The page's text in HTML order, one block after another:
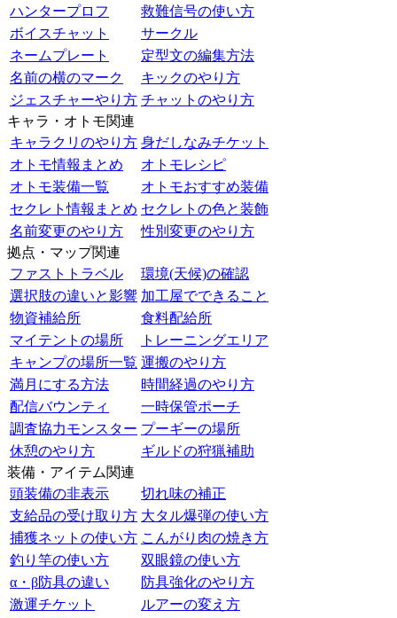
ハンタープロフ
救難信号の使い方
ボイスチャット
サークル
ネームプレート
定型文の編集方法
名前の横のマーク
キックのやり方
ジェスチャーやり方 チャットのやり方
キャラ・オトモ関連
キャラクリのやり方 身だしなみチケット
オトモ情報まとめ
オトモレシピ
オトモ装備一覧
オトモおすすめ装備
セクレト情報まとめ セクレトの色と装飾
名前変更のやり方
性別変更のやり方
拠点・マップ関連
ファストトラベル
環境(天候)の確認
選択肢の違いと影響 加工屋でできること
物資補給所
食料配給所
マイテントの場所
トレーニングエリア
キャンプの場所一覧 運搬のやり方
満月にする方法
時間経過のやり方
配信バウンティ
一時保管ポーチ
調査協力モンスター プーギーの場所
休憩のやり方
ギルドの狩猟補助
装備・アイテム関連
頭装備の非表示
切れ味の補正
支給品の受け取り方 大タル爆弾の使い方
捕獲ネットの使い方 こんがり肉の焼き方
釣り竿の使い方
双眼鏡の使い方
α・β防具の違い
防具強化のやり方
激運チケット
ルアーの変え方